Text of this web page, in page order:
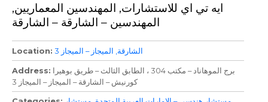
ايه تي اي للاستشارات, المهندسين المعماريين,
المهندسين – الشارقة – الشارقة
Location الشارقة الميجاز – الميجاز 3
Address برج الموهاناد – مكتب 304 ، الطابق الثالث – طريق بوهيرا
كورنيش – الشارقة – الميجاز – الميجاز 3